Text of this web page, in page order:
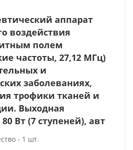
аппарат
воздействия
полем
частоты, 27,12 МГц)
и
заболеваниях,
трофики тканей и
Выходная
Вт (7 ступеней), авт
- 1 шт.